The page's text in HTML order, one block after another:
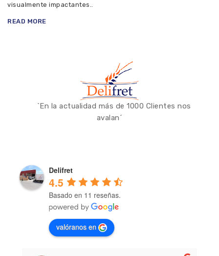
visualmente impactantes..
READ MORE
`En la actualidad más de 1000 Clientes nos
avalan´
Delifret
4.5
Basado en 11 reseñas.
valóranos en